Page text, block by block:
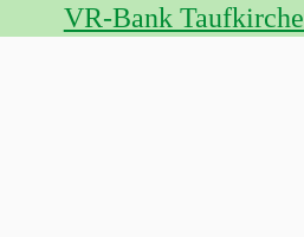
VR-Bank